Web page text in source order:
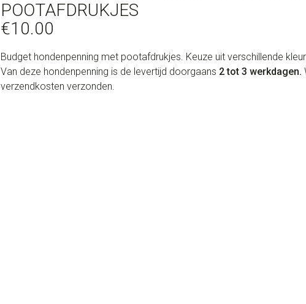
POOTAFDRUKJES
€10.00
Budget hondenpenning met pootafdrukjes. Keuze uit verschillende
Van deze hondenpenning is de levertijd doorgaans 2 tot 3 werkdagen.
verzendkosten verzonden.